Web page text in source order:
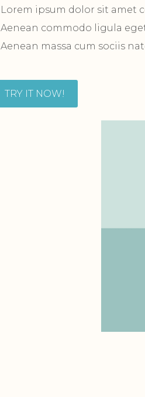
Lorem ipsum dolor sit amet
Aenean commodo ligula
Aenean massa cum sociis
TRY IT NOW!